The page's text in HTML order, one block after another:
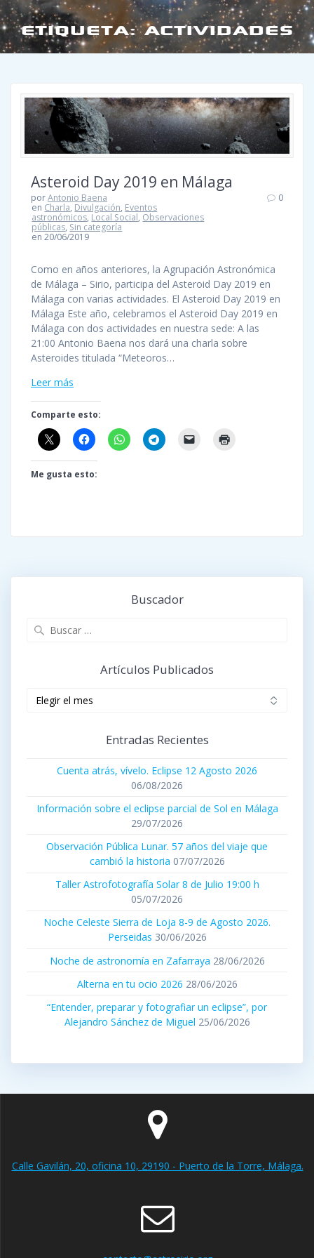
ETIQUETA:ACTIVIDADES
Asteroid Day 2019 en Málaga
porAntonio Baena
en Charla, Divulgación, Eventos
astronómicos, Local Social, Observaciones
públicas, Sin categoría
en 20/06/2019
0
Como en años anteriores, la Agrupación Astronómica
de Málaga – Sirio, participa del Asteroid Day 2019 en
Málaga con varias actividades. El Asteroid Day 2019 en
Málaga Este año, celebramos el Asteroid Day 2019 en
Málaga con dos actividades en nuestra sede: A las
21:00 Antonio Baena nos dará una charla sobre
Asteroides titulada “Meteoros…
Leer más
Comparte esto:
Me gusta esto:
Buscador
Artículos Publicados
Entradas Recientes
Cuenta atrás, vívelo. Eclipse 12 Agosto 2026
06/08/2026
Información sobre el eclipse parcial de Sol en Málaga
29/07/2026
Observación Pública Lunar. 57 años del viaje que
cambió la historia 07/07/2026
Taller Astrofotografía Solar 8 de Julio 19:00 h
05/07/2026
Noche Celeste Sierra de Loja 8-9 de Agosto 2026.
Perseidas 30/06/2026
Noche de astronomía en Zafarraya 28/06/2026
Alterna en tu ocio 2026 28/06/2026
“Entender, preparar y fotografiar un eclipse”, por
Alejandro Sánchez de Miguel 25/06/2026
Calle Gavilán, 20, oficina 10, 29190 - Puerto de la Torre, Málaga.